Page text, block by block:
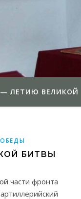
— ЛЕТИЮ ВЕЛИКОЙ
БИТВЫ
части фронта